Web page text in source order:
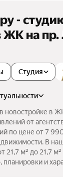
-
ЖК на пр.
Студия
новостройке в
от
по цене от 7
В
м² до 21,7 м²
и